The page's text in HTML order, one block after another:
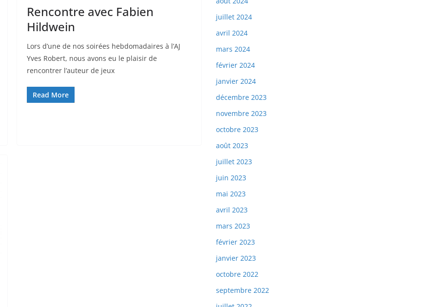
Rencontre avec Fabien
Hildwein
Lors d’une de nos soirées hebdomadaires à l’AJ
Yves Robert, nous avons eu le plaisir de
rencontrer l’auteur de jeux
Read More
juillet 2024
avril 2024
mars 2024
février 2024
janvier 2024
décembre 2023
novembre 2023
octobre 2023
août 2023
juillet 2023
juin 2023
mai 2023
avril 2023
mars 2023
février 2023
janvier 2023
octobre 2022
septembre 2022